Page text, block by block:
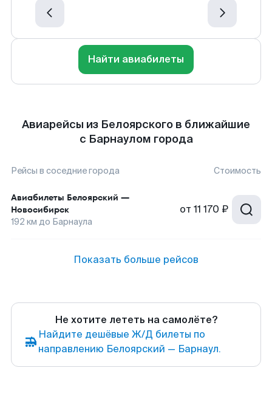
Найти авиабилеты
Авиарейсы из Белоярского в ближайшие
с Барнаулом города
Рейсы в соседние города Стоимость
Авиабилеты Белоярский —
Новосибирск
192 км до Барнаула
от 11 170 ₽
Показать больше рейсов
Не хотите лететь на самолёте?
Найдите дешёвые Ж/Д билеты по
направлению Белоярский — Барнаул.